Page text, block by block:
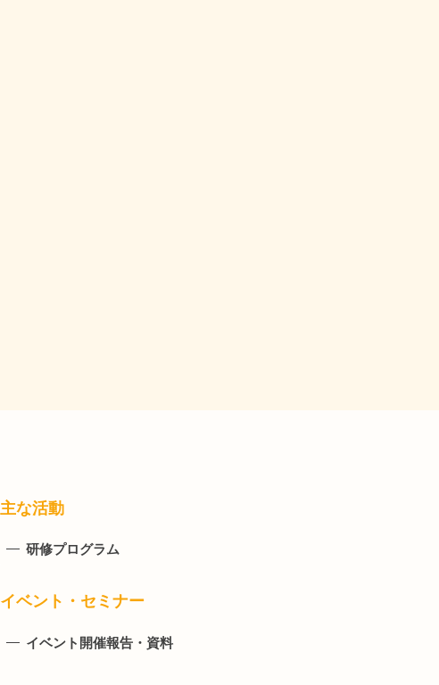
主な活動
研修プログラム
イベント・セミナー
イベント開催報告・資料